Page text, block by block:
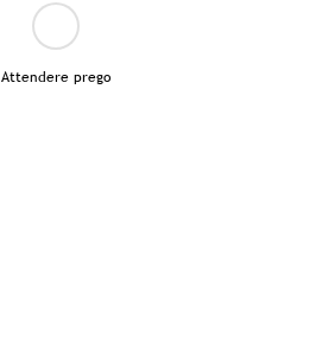
Attendere prego